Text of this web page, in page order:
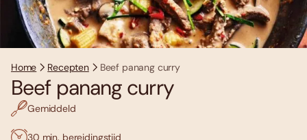
Home Recepten Beef panang curry
Beef panang curry
Gemiddeld
30 min. bereidingstijd